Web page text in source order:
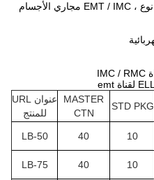
الهيئات الألمنيوم الكهربائية قناة رطل نوع ، EMT / IMC مجاري الأجسام
STD PKG
MASTER
CTN
عنوان URL
للمنتج
10
40
LB-50
10
40
LB-75